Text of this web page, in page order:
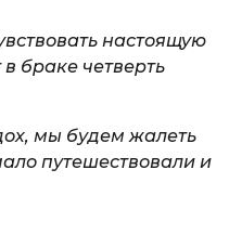
настоящую
браке четверть
мы будем жалеть
путешествовали и